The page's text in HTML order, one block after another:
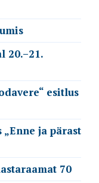
20.–21.
esitlus
ja pärast
70